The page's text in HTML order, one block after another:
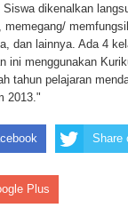
dikenalkan
memegang/
dan lainnya. Ada 4
ini menggunakan
tahun pelajaran
2013."
Share
Plus